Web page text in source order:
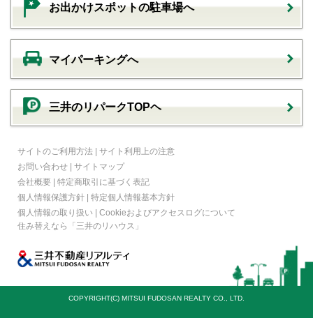
お出かけスポットの駐車場へ
マイパーキングへ
三井のリパークTOPヘ
サイトのご利用方法 | サイト利用上の注意
お問い合わせ | サイトマップ
会社概要 | 特定商取引に基づく表記
個人情報保護方針 | 特定個人情報基本方針
個人情報の取り扱い | Cookieおよびアクセスログについて
住み替えなら
「三井のリハウス」
COPYRIGHT(C) MITSUI FUDOSAN REALTY CO., LTD.